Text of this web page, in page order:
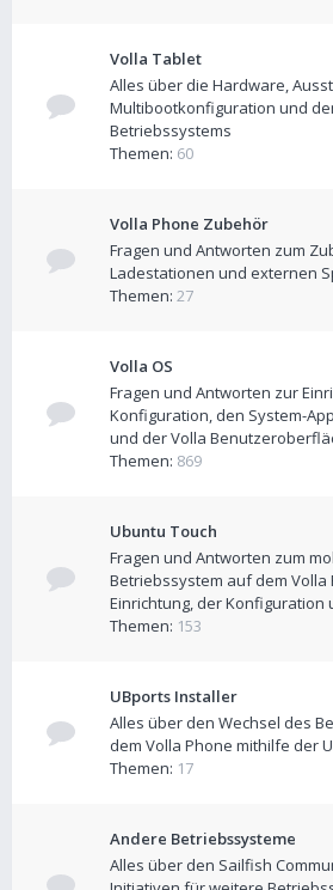
Volla Tablet
Alles über die Hardware,
Multibootkonfiguration und
Betriebssystems
Themen: 60
Volla Phone Zubehör
Fragen und Antworten zum
Ladestationen und externen
Themen: 27
Volla OS
Fragen und Antworten zur
Konfiguration, den System-
und der Volla
Themen: 869
Ubuntu Touch
Fragen und Antworten zum
Betriebssystem auf dem Volla
Einrichtung, der Konfiguration
Themen: 153
UBports Installer
Alles über den Wechsel des
dem Volla Phone mithilfe der
Themen: 17
Andere Betriebssysteme
Alles über den Sailfish